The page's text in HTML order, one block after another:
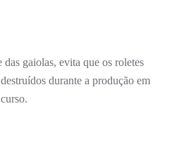
gaiolas, evita que os roletes
durante a produção em
curso.